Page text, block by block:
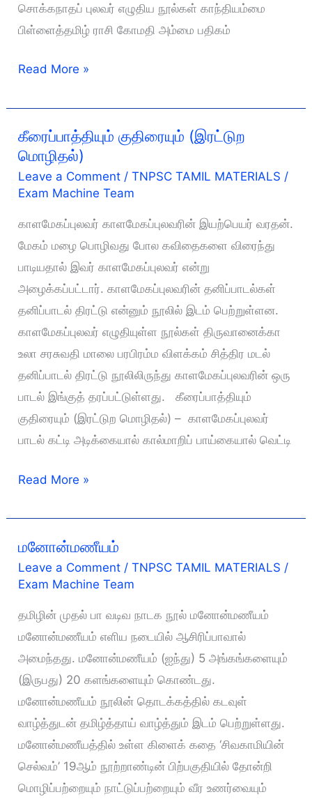
சொக்கநாதப் புலவர் எழுதிய நூல்கள் காந்தியம்மை
பிள்ளைத்தமிழ் ராசி கோமதி அம்மை பதிகம்
மரமும்
குடையும்
(இரட்டுற
மொழிதல்)
Read More »
கீரைப்பாத்தியும் குதிரையும் (இரட்டுற
மொழிதல்)
Leave a Comment /TNPSC TAMIL MATERIALS /
Exam Machine Team
காளமேகப்புலவர் காளமேகப்புலவரின் இயற்பெயர் வரதன்.
மேகம் மழை பொழிவது போல கவிதைகளை விரைந்து
பாடியதால் இவர் காளமேகப்புலவர் என்று
அழைக்கப்பட்டார். காளமேகப்புலவரின் தனிப்பாடல்கள்
தனிப்பாடல் திரட்டு என்னும் நூலில் இடம் பெற்றுள்ளன.
காளமேகப்புலவர் எழுதியுள்ள நூல்கள் திருவானைக்கா
உலா சரசுவதி மாலை பரபிரம்ம விளக்கம் சித்திர மடல்
தனிப்பாடல் திரட்டு நூலிலிருந்து காளமேகப்புலவரின் ஒரு
பாடல் இங்குத் தரப்பட்டுள்ளது. கீரைப்பாத்தியும்
குதிரையும் (இரட்டுற மொழிதல்) – காளமேகப்புலவர்
பாடல் கட்டி அடிக்கையால் கால்மாறிப் பாய்கையால் வெட்டி
கீரைப்பாத்தியும்
(இரட்டுற
மொழிதல்)
Read More »
மனோன்மணீயம்
Leave a Comment /TNPSC TAMIL MATERIALS /
Exam Machine Team
தமிழின் முதல் பா வடிவ நாடக நூல் மனோன்மணீயம்
மனோன்மணீயம் எளிய நடையில் ஆசிரிப்பாவால்
அமைந்தது. மனோன்மணீயம் (ஐந்து) 5 அங்கங்களையும்
(இருபது) 20 களங்களையும் கொண்டது.
மனோன்மணீயம் நூலின் தொடக்கத்தில் கடவுள்
வாழ்த்துடன் தமிழ்த்தாய் வாழ்த்தும் இடம் பெற்றுள்ளது.
மனோன்மணீயத்தில் உள்ள கிளைக் கதை ‘சிவகாமியின்
செல்வம்’ 19ஆம் நூற்றாண்டின் பிற்பகுதியில் தோன்றி
மொழிப்பற்றையும் நாட்டுப்பற்றையும் வீர உணர்வையும்